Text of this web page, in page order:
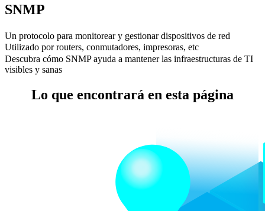
SNMP
Un protocolo para monitorear y gestionar dispositivos de red
Utilizado por routers, conmutadores, impresoras, etc
Descubra cómo SNMP ayuda a mantener las infraestructuras de TI
visibles y sanas
Lo que encontrará en esta página